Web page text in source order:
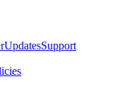
UpdatesSupport